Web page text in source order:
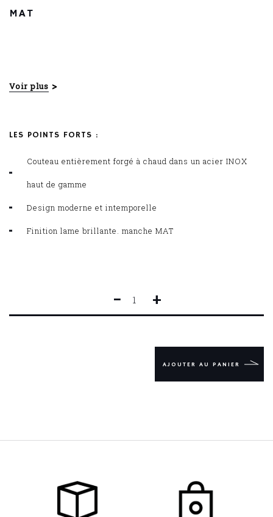
MAT
Couteau entièrement forgé à chaud
Voir plus
LES POINTS FORTS :
Couteau entièrement forgé à chaud dans un acier INOX
haut de gamme
Design moderne et intemporelle
Finition lame brillante. manche MAT
QUANTITÉ
DE
− +
AJOUTER AU PANIER